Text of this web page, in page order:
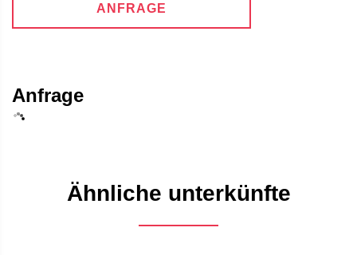
ANFRAGE
Anfrage
Ähnliche unterkünfte